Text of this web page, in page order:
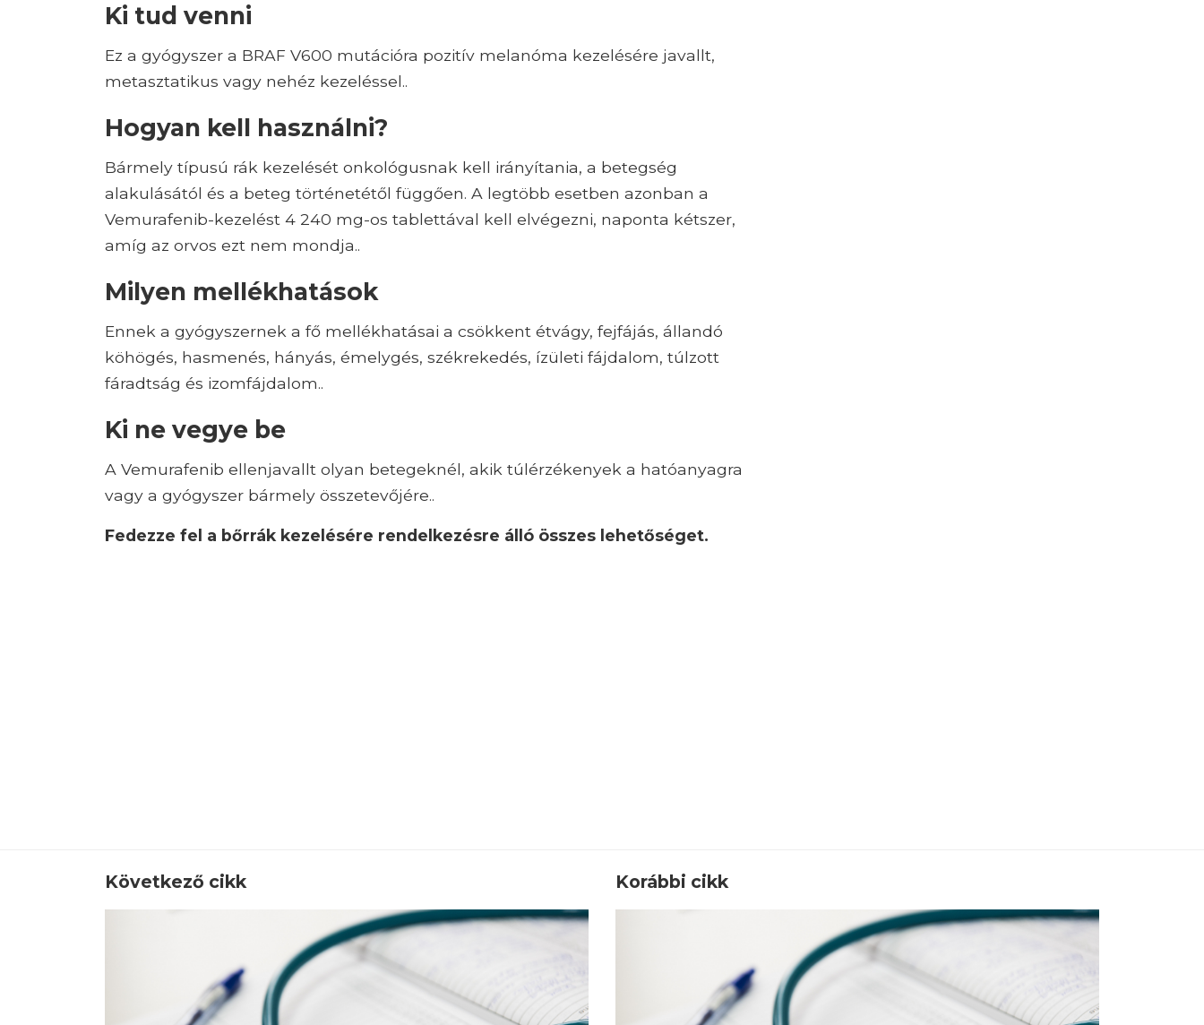
Ki tud venni
Ez a gyógyszer a BRAF V600 mutációra pozitív melanóma kezelésére javallt,
metasztatikus vagy nehéz kezeléssel..
Hogyan kell használni?
Bármely típusú rák kezelését onkológusnak kell irányítania, a betegség
alakulásától és a beteg történetétől függően. A legtöbb esetben azonban a
Vemurafenib-kezelést 4 240 mg-os tablettával kell elvégezni, naponta kétszer,
amíg az orvos ezt nem mondja..
Milyen mellékhatások
Ennek a gyógyszernek a fő mellékhatásai a csökkent étvágy, fejfájás, állandó
köhögés, hasmenés, hányás, émelygés, székrekedés, ízületi fájdalom, túlzott
fáradtság és izomfájdalom..
Ki ne vegye be
A Vemurafenib ellenjavallt olyan betegeknél, akik túlérzékenyek a hatóanyagra
vagy a gyógyszer bármely összetevőjére..
Fedezze fel a bőrrák kezelésére rendelkezésre álló összes lehetőséget.
Következő cikk Korábbi cikk